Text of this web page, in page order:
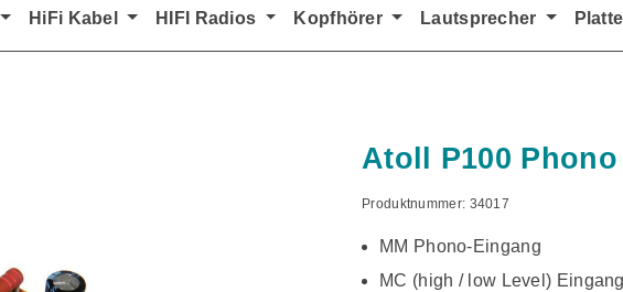
HiFi Kabel HIFI Radios Kopfhörer Lautsprecher
Atoll P100 Phono
Produktnummer: 34017
MM Phono-Eingang
MC (high / low Level) Eingang